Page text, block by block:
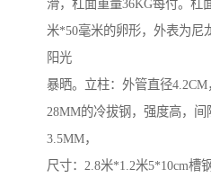
滑，杠面重量36KG每付。杠
米*50毫米的卵形，外表为尼
阳光
暴晒。立柱：外管直径
28MM的冷拔钢，强度高，
3.5MM，
尺寸：2.8米*1.2米5*10cm槽